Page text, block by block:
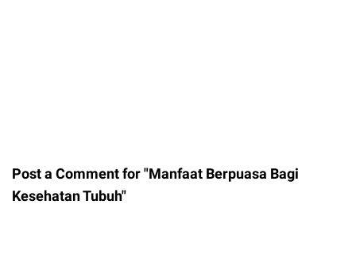
Post a Comment for "Manfaat Berpuasa Bagi
Kesehatan Tubuh"